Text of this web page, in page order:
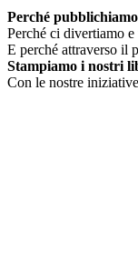
Perché
Perché ci divertiamo
E perché attraverso il
Stampiamo i nostri
Con le nostre